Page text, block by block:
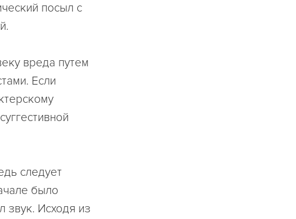
посыл с
вреда путем
Если
следует
было
звук. Исходя из